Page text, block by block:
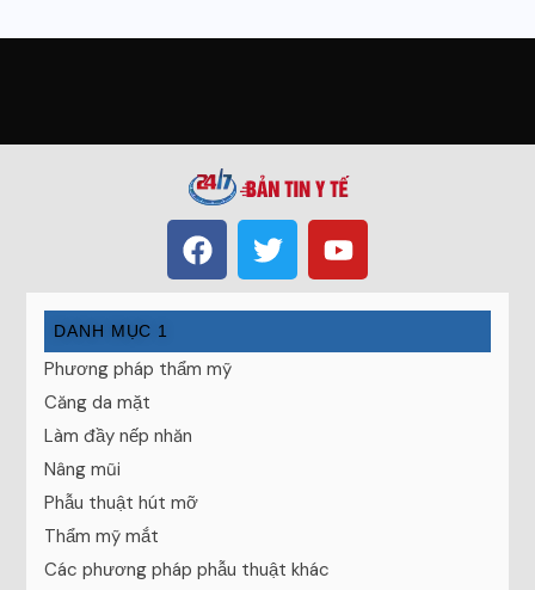
DANH MỤC 1
Phương pháp thẩm mỹ
Căng da mặt
Làm đầy nếp nhăn
Nâng mũi
Phẫu thuật hút mỡ
Thẩm mỹ mắt
Các phương pháp phẫu thuật khác